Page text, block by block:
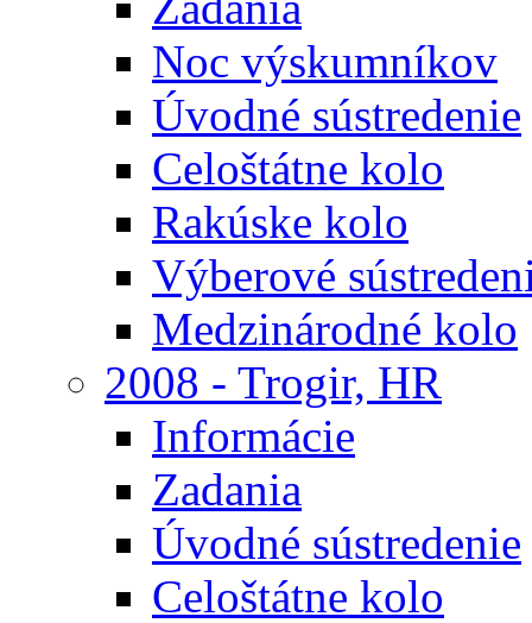
Noc výskumníkov
Úvodné sústredenie
Celoštátne kolo
Rakúske kolo
Výberové
Medzinárodné kolo
2008 - Trogir, HR
Informácie
Zadania
Úvodné sústredenie
Celoštátne kolo